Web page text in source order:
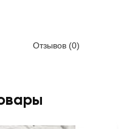
Отзывов (0)